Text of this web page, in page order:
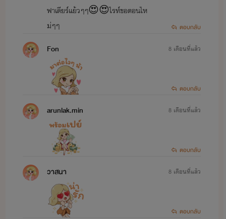
ขอขอบคุณทุกกำลังใจ และการสนับสนุนนะคะ
เริ่มเขียนนิยาย 4 กรกฏาคม 2562
ฟาเดียร์แย้วๆๆ😍😍ไรท์ขอตอนไห
ม่ๆๆ
ตอบกลับ
Fon 8 เดือนที่แล้ว
ตอบกลับ
arunlak.min 8 เดือนที่แล้ว
ตอบกลับ
วาสนา 8 เดือนที่แล้ว
ตอบกลับ